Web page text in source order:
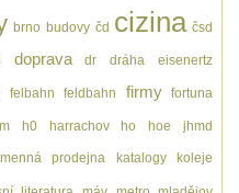
brno budovy čd cizina čsd
doprava dr dráha eisenertz
felbahn feldbahn firmy fortuna
h0 harrachov ho hoe jhmd
prodejna katalogy koleje